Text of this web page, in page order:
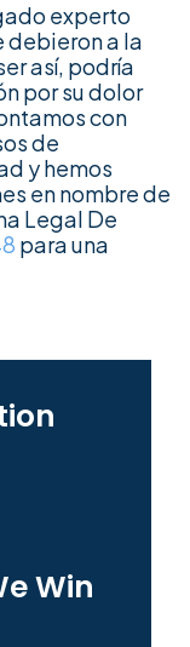
experto
debieron a la
así, podría
por su dolor
con
de
y hemos
en nombre de
Legal De
para una
Win